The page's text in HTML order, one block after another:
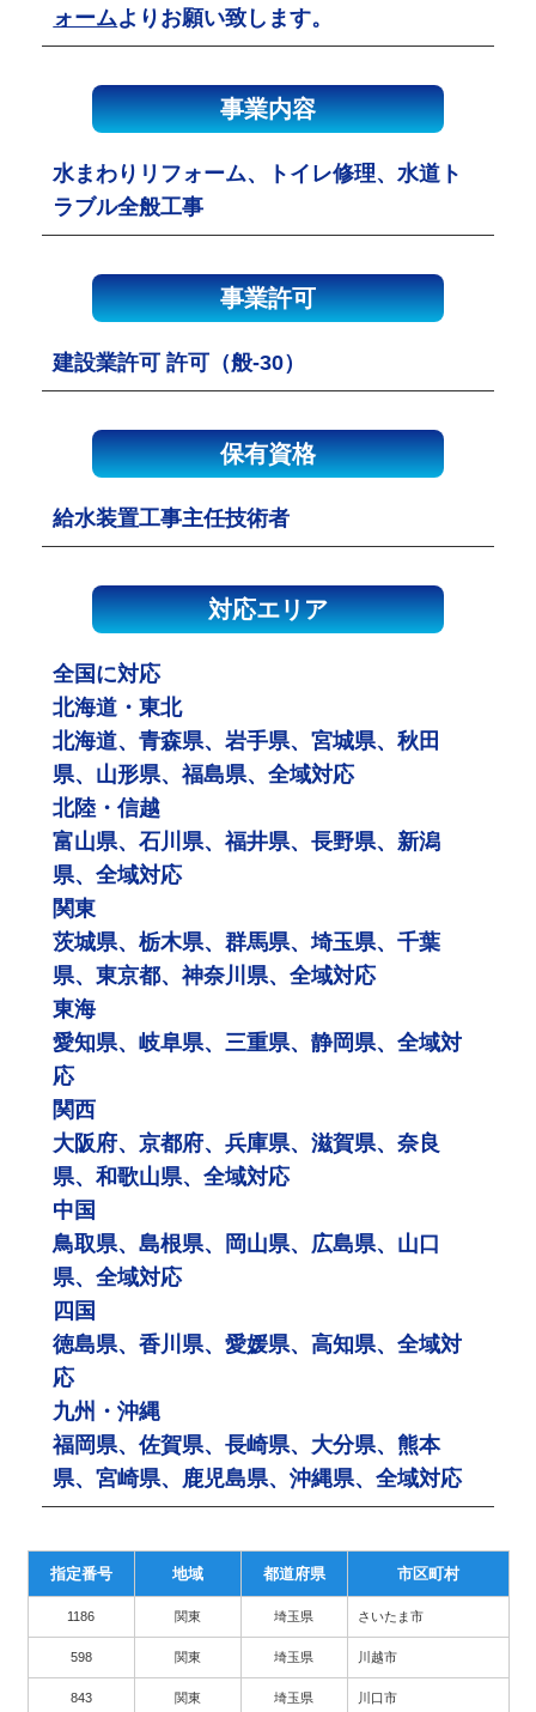
ォームよりお願い致します。
事業内容
水まわりリフォーム、トイレ修理、水道ト
ラブル全般工事
事業許可
建設業許可 許可（般-30）
保有資格
給水装置工事主任技術者
対応エリア
全国に対応
北海道・東北
北海道、青森県、岩手県、宮城県、秋田
県、山形県、福島県、全域対応
北陸・信越
富山県、石川県、福井県、長野県、新潟
県、全域対応
関東
茨城県、栃木県、群馬県、埼玉県、千葉
県、東京都、神奈川県、全域対応
東海
愛知県、岐阜県、三重県、静岡県、全域対
応
関西
大阪府、京都府、兵庫県、滋賀県、奈良
県、和歌山県、全域対応
中国
鳥取県、島根県、岡山県、広島県、山口
県、全域対応
四国
徳島県、香川県、愛媛県、高知県、全域対
応
九州・沖縄
福岡県、佐賀県、長崎県、大分県、熊本
県、宮崎県、鹿児島県、沖縄県、全域対応
指定番号 地域 都道府県 市区町村
1186 関東 埼玉県 さいたま市
598 関東 埼玉県 川越市
843 関東 埼玉県 川口市